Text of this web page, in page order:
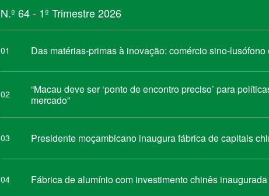
N.º 64 - 1º Trimestre 2026
01 Das matérias-primas à inovação: comércio sino-lusófono
02
“Macau deve ser ‘ponto de encontro preciso’ para
mercado”
03 Presidente moçambicano inaugura fábrica de capitais
04 Fábrica de alumínio com investimento chinês